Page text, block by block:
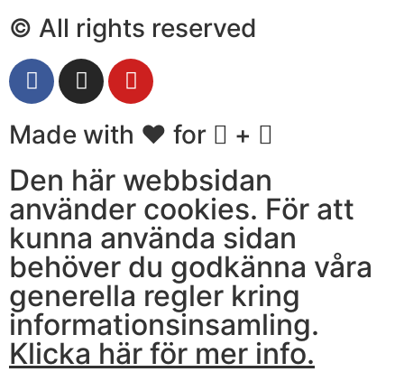
© All rights reserved
Made with ❤ for +
Den här webbsidan
använder cookies. För att
kunna använda sidan
behöver du godkänna våra
generella regler kring
informationsinsamling.
Klicka här för mer info.